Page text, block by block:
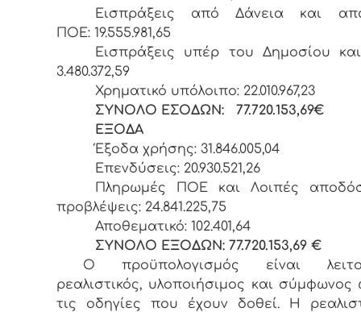
Εισπράξεις από Δάνεια και
ΠΟΕ: 19.555.981,65
Εισπράξεις υπέρ του Δημοσίου
3.480.372,59
Χρηματικό υπόλοιπο: 22.010.967,23
ΣΥΝΟΛΟ ΕΣΟΔΩΝ: 77.720.153,69€
ΕΞΟΔΑ
Έξοδα χρήσης: 31.846.005,04
Επενδύσεις: 20.930.521,26
Πληρωμές ΠΟΕ και Λοιπές
προβλέψεις: 24.841.225,75
Αποθεματικό: 102.401,64
ΣΥΝΟΛΟ ΕΞΟΔΩΝ: 77.720.153,69 €
Ο προϋπολογισμός είναι
ρεαλιστικός, υλοποιήσιμος και
τις οδηγίες που έχουν δοθεί. Η